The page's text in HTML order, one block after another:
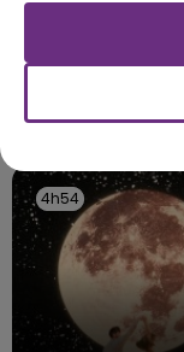
L'ORDRE
Alors que les
l'inspection
TITRES
4h54
4h54